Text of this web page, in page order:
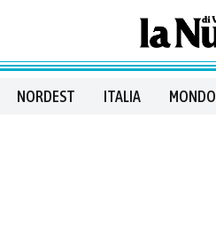
NORDEST ITALIA MONDO